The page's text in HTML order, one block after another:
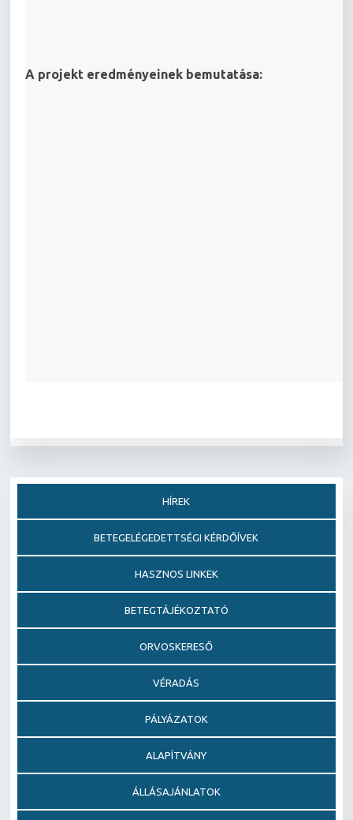
A projekt eredményeinek bemutatása:
HÍREK
BETEGELÉGEDETTSÉGI KÉRDŐÍVEK
HASZNOS LINKEK
BETEGTÁJÉKOZTATÓ
ORVOSKERESŐ
VÉRADÁS
PÁLYÁZATOK
ALAPÍTVÁNY
ÁLLÁSAJÁNLATOK